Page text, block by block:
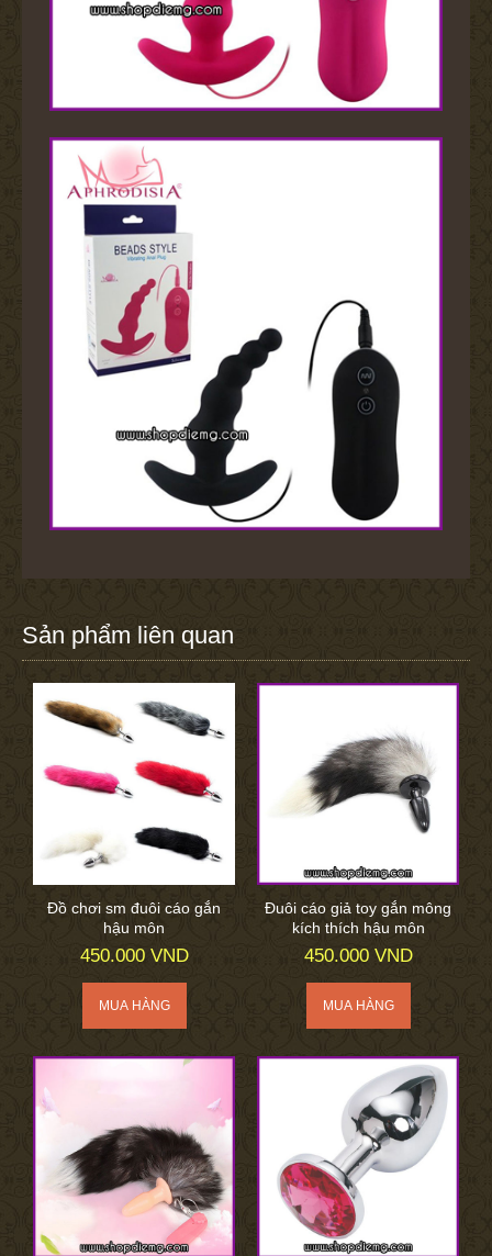
Sản phẩm liên quan
Đồ chơi sm đuôi cáo gắn
hậu môn
450.000 VND
Đuôi cáo giả toy gắn mông
kích thích hậu môn
450.000 VND